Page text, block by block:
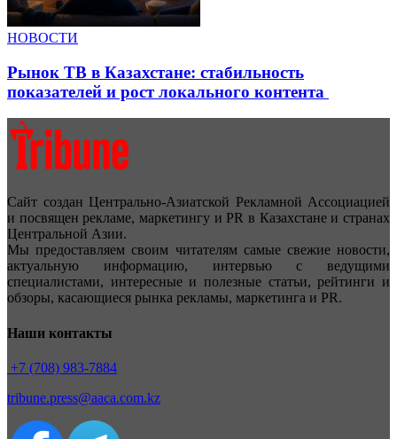
НОВОСТИ
Рынок ТВ в Казахстане: стабильность
показателей и рост локального контента
Сайт создан Центрально-Азиатской Рекламной Ассоциацией
и посвящен рекламе, маркетингу и PR в Казахстане и странах
Центральной Азии.
Мы предоставляем своим читателям самые свежие новости,
актуальную информацию, интервью с ведущими
специалистами, интересные и полезные статьи, рейтинги и
обзоры, касающиеся рынка рекламы, маркетинга и PR.
Наши контакты
+7 (708) 983-7884
tribune.press@aaca.com.kz